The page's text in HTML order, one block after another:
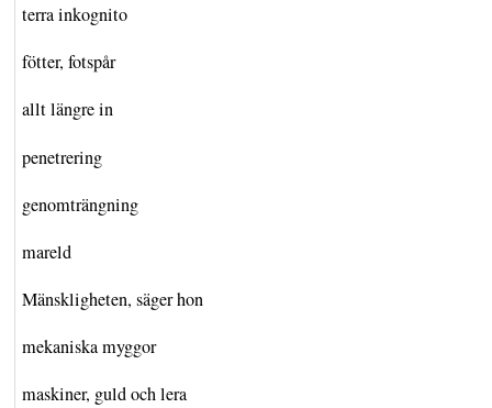
terra inkognito
fötter, fotspår
allt längre in
penetrering
genomträngning
mareld
Mänskligheten, säger hon
mekaniska myggor
maskiner, guld och lera